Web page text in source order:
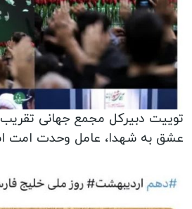
توییت دبیرکل مجمع جهانی
عشق به شهدا، عامل وحدت امت